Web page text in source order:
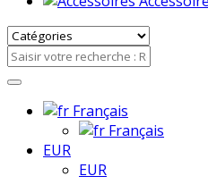
Français
Français
EUR
EUR